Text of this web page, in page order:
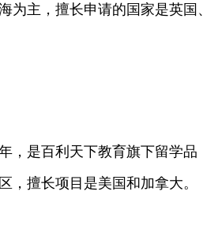
为主，擅长申请的国家是英国、
，是百利天下教育旗下留学品
，擅长项目是美国和加拿大。